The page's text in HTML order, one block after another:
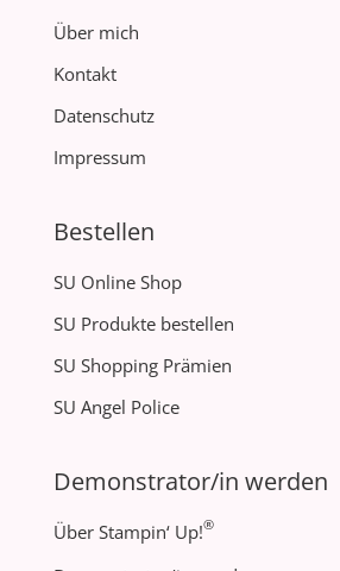
Über mich
Kontakt
Datenschutz
Impressum
Bestellen
SU Online Shop
SU Produkte bestellen
SU Shopping Prämien
SU Angel Police
Demonstrator/in werden
Über Stampin‘ Up!®